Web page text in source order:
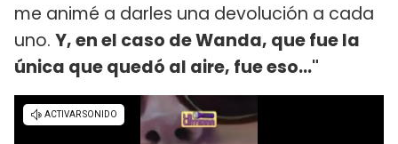
me animé a darles una devolución a cada
uno. Y, en el caso de Wanda, que fue la
única que quedó al aire, fue eso..."